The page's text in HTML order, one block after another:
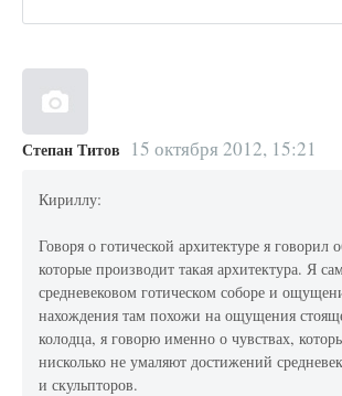
Степан Титов 15 октября 2012, 15:21
Кириллу:
Говоря о готической архитектуре я
которые производит такая архитектура. Я
средневековом готическом соборе и
нахождения там похожи на ощущения
колодца, я говорю именно о чувствах,
нисколько не умаляют достижений
и скульпторов.